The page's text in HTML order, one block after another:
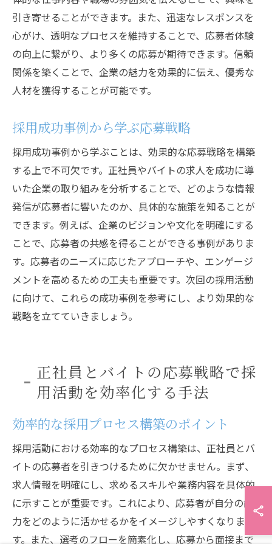
引き寄せることができます。また、迅速なレスポンスを
心がけ、透明なプロセスを維持することで、応募者体験
の向上に繋がり、より多くの応募が期待できます。信頼
関係を築くことで、企業の魅力を効果的に伝え、優秀な
人材を獲得することが可能です。
採用成功事例から学ぶ応募戦略
採用成功事例から学ぶことは、効果的な応募戦略を構築
する上で不可欠です。正社員やバイトの求人を成功に導
いた企業の取り組みを分析することで、どのような情報
発信が応募者に響いたのか、具体的な施策を知ることが
できます。例えば、企業のビジョンや文化を明確にする
ことで、応募者の共感を得ることができる事例がありま
す。応募者のニーズに応じたアプローチや、エンゲージ
メントを高めるための工夫も重要です。次回の採用活動
に向けて、これらの成功事例を参考にし、より効果的な
戦略を立てていきましょう。
正社員とバイトの応募戦略で採
用活動を効率化する手法
効率的な採用プロセス構築のポイント
採用活動における効率的なプロセス構築は、正社員とバ
イトの応募者を引きつけるために欠かせません。まず、
求人情報を明確にし、求めるスキルや業務内容を具体的
に示すことが重要です。これにより、応募者が自分の能
力をどのように活かせるかをイメージしやすくなりま
す。また、選考のフローを簡素化し、応募から面接まで